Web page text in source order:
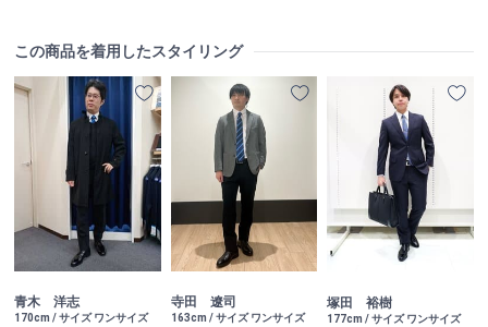
この商品を着用したスタイリング
青木 洋志
170cm / サイズ ワンサイズ
寺田 遼司
163cm / サイズ ワンサイズ
塚田 裕樹
177cm / サイズ ワンサイズ